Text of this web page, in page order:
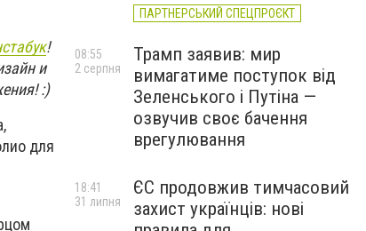
!
и
:)
для
ПАРТНЕРСЬКИЙ СПЕЦПРОЄКТ
Трамп заявив: мир
вимагатиме поступок від
Зеленського і Путіна —
озвучив своє бачення
врегулювання
08:55
2 серпня
ЄС продовжив тимчасовий
захист українців: нові
18:41
31 липня